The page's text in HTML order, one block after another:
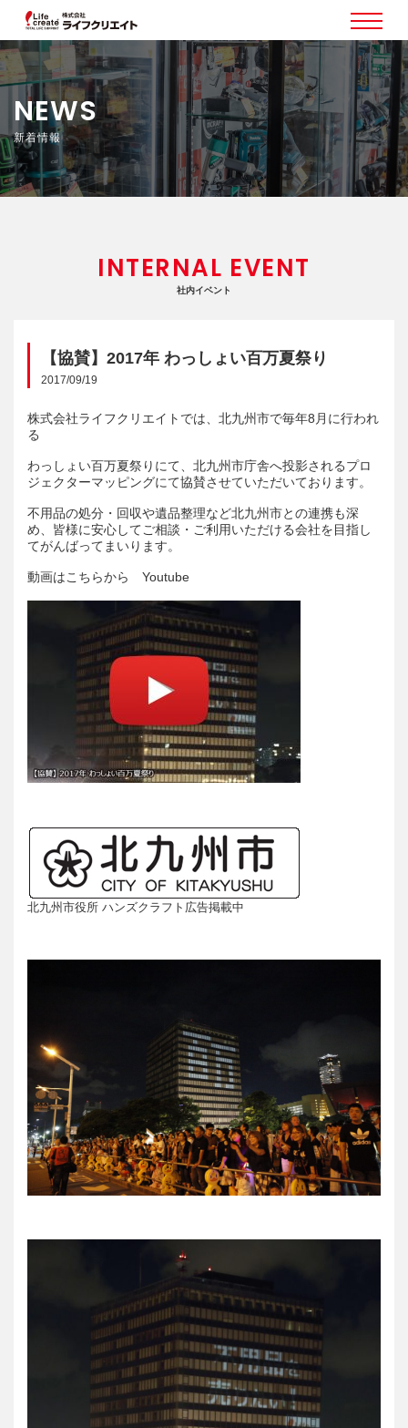
NEWS
新着情報
INTERNAL EVENT
社内イベント
【協賛】2017年 わっしょい百万夏祭り
2017/09/19
株式会社ライフクリエイトでは、北九州市で毎年8月に行われ
る
わっしょい百万夏祭りにて、北九州市庁舎へ投影されるプロ
ジェクターマッピングにて協賛させていただいております。
不用品の処分・回収や遺品整理など北九州市との連携も深
め、皆様に安心してご相談・ご利用いただける会社を目指し
てがんばってまいります。
動画はこちらから Youtube
北九州市役所 ハンズクラフト広告掲載中